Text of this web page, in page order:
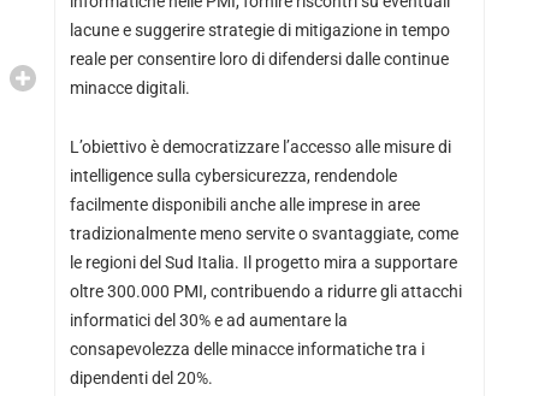
lacune e suggerire strategie di mitigazione in tempo
reale per consentire loro di difendersi dalle continue
minacce digitali.
L’obiettivo è democratizzare l’accesso alle misure di
intelligence sulla cybersicurezza, rendendole
facilmente disponibili anche alle imprese in aree
tradizionalmente meno servite o svantaggiate, come
le regioni del Sud Italia. Il progetto mira a supportare
oltre 300.000 PMI, contribuendo a ridurre gli attacchi
informatici del 30% e ad aumentare la
consapevolezza delle minacce informatiche tra i
dipendenti del 20%.